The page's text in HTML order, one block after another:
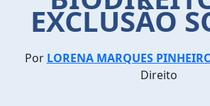
EXCLUSÃO
Por LORENA MARQUES
Direito